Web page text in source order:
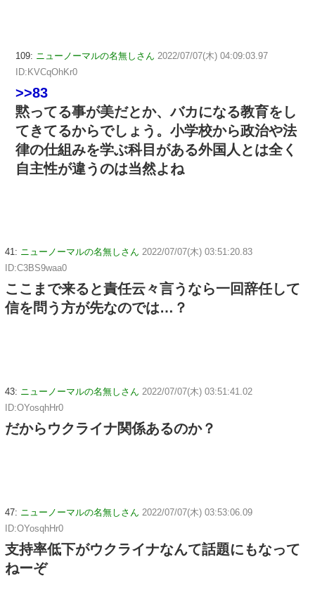
109: ニューノーマルの名無しさん 2022/07/07(木) 04:09:03.97
ID:KVCqOhKr0
>>83
黙ってる事が美だとか、バカになる教育をし
てきてるからでしょう。小学校から政治や法
律の仕組みを学ぶ科目がある外国人とは全く
自主性が違うのは当然よね
41: ニューノーマルの名無しさん 2022/07/07(木) 03:51:20.83
ID:C3BS9waa0
ここまで来ると責任云々言うなら一回辞任して
信を問う方が先なのでは…？
43: ニューノーマルの名無しさん 2022/07/07(木) 03:51:41.02
ID:OYosqhHr0
だからウクライナ関係あるのか？
47: ニューノーマルの名無しさん 2022/07/07(木) 03:53:06.09
ID:OYosqhHr0
支持率低下がウクライナなんて話題にもなって
ねーぞ